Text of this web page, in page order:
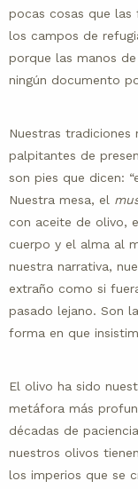
pocas cosas que las
los campos de
porque las manos
ningún documento
Nuestras tradiciones
palpitantes de
son pies que dicen:
Nuestra mesa, el
con aceite de olivo,
cuerpo y el alma al
nuestra narrativa,
extraño como si
pasado lejano. Son
forma en que
El olivo ha sido
metáfora más
décadas de
nuestros olivos
los imperios que se